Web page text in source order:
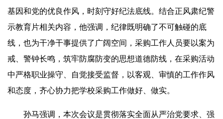
基因和党的优良作风，时刻守好纪法底线。结合正风肃纪警
示教育片相关内容，他强调，纪律既明确了不可触碰的底
线，也为干净干事提供了广阔空间，采购工作人员要以案为
戒、警钟长鸣，筑牢防腐防变的思想道德防线，在采购活动
中严格职业操守、自觉接受监督，以客观、审慎的工作作风
和态度，齐心协力把学校采购工作做好、做实。
孙马强调，本次会议是贯彻落实全面从严治党要求、强